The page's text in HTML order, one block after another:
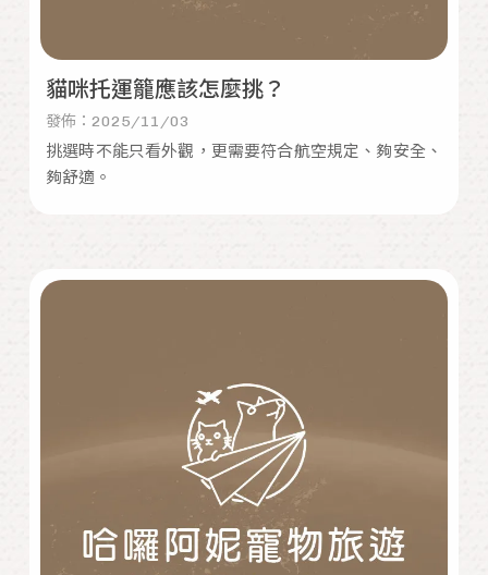
貓咪托運籠應該怎麼挑？
發佈：2025/11/03
挑選時不能只看外觀，更需要符合航空規定、夠安全、
夠舒適。